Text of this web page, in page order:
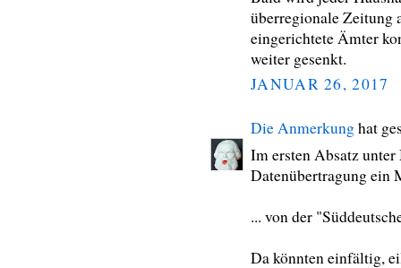
überregionale Zeitung
eingerichtete Ämter
weiter gesenkt.
JANUAR 26, 2017
Die Anmerkunghat
Im ersten Absatz
Datenübertragung ein
... von der
Da könnten einfältig,